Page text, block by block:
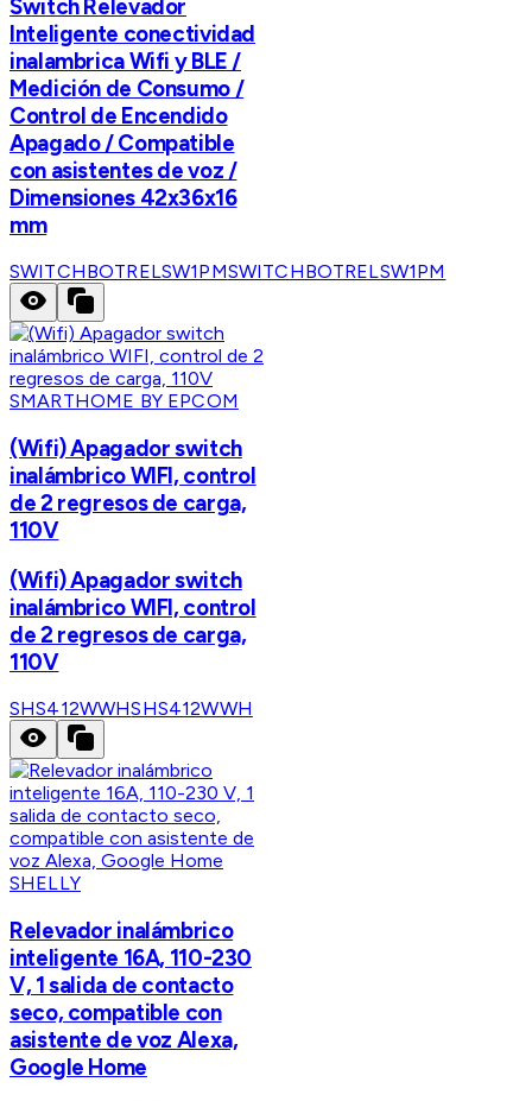
Switch Relevador
Inteligente conectividad
inalambrica Wifi y BLE /
Medición de Consumo /
Control de Encendido
Apagado / Compatible
con asistentes de voz /
Dimensiones 42x36x16
mm
SWITCHBOTRELSW1PMSWITCHBOTRELSW1PM
SMARTHOME BY EPCOM
(Wifi) Apagador switch
inalámbrico WIFI, control
de 2 regresos de carga,
110V
(Wifi) Apagador switch
inalámbrico WIFI, control
de 2 regresos de carga,
110V
SHS412WWHSHS412WWH
SHELLY
Relevador inalámbrico
inteligente 16A, 110-230
V, 1 salida de contacto
seco, compatible con
asistente de voz Alexa,
Google Home